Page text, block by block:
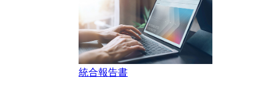
統合報告書